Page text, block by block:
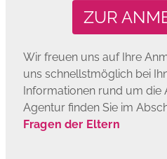
ZUR
Wir freuen uns auf Ihre
uns schnellstmöglich bei
Informationen rund um
Agentur finden Sie im
Fragen der Eltern